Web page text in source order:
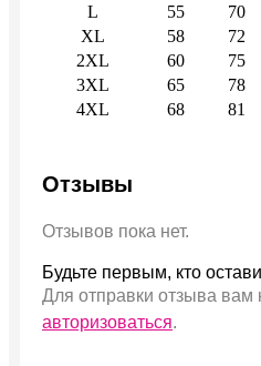
L
55
70
XL
58
72
2XL
60
75
3XL
65
78
4XL
68 81
Отзывы
Отзывов пока нет.
Будьте первым, кто
Для отправки отзыва вам
авторизоваться.